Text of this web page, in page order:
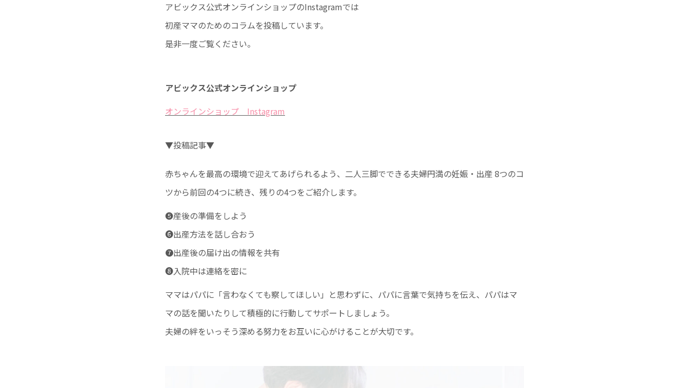
アビックス公式オンラインショップのInstagramでは
初産ママのためのコラムを投稿しています。
是非一度ご覧ください。
アビックス公式オンラインショップ
オンラインショップ Instagram
▼投稿記事▼
赤ちゃんを最高の環境で迎えてあげられるよう、二人三脚でできる夫婦円満の妊娠・出産 8つのコ
ツから前回の4つに続き、残りの4つをご紹介します。
❺産後の準備をしよう
❻出産方法を話し合おう
❼出産後の届け出の情報を共有
➑入院中は連絡を密に
ママはパパに「言わなくても察してほしい」と思わずに、パパに言葉で気持ちを伝え、パパはマ
マの話を聞いたりして積極的に行動してサポートしましょう。
夫婦の絆をいっそう深める努力をお互いに心がけることが大切です。